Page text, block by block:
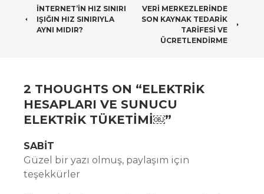
POST
NAVIGATION
İNTERNET’IN HIZ SINIRI
IŞIĞIN HIZ SINIRIYLA
AYNI MIDIR?
VERI MERKEZLERINDE
SON KAYNAK TEDARIK
TARIFESI VE
ÜCRETLENDIRME
2 THOUGHTS ON “ELEKTRIK
HESAPLARI VE SUNUCU
ELEKTRIK TÜKETIMI￼”
SABIT
Güzel bir yazı olmuş, paylaşım için
teşekkürler